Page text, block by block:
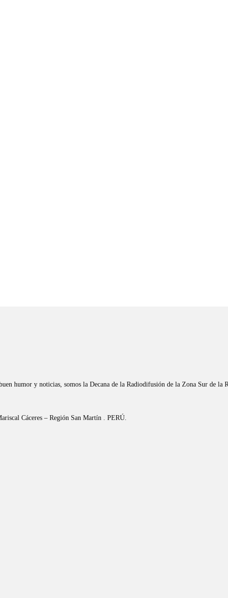
humor y noticias, somos la Decana de la Radiodifusión de la Zona Sur de la
Cáceres – Región San Martín . PERÚ.